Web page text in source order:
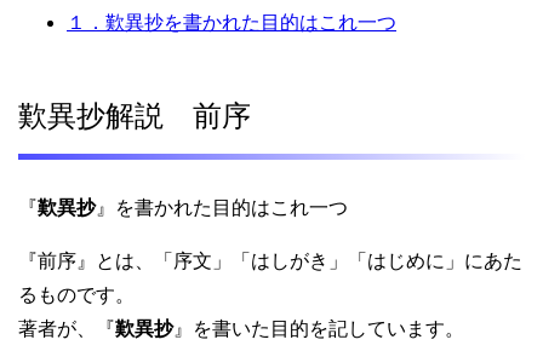
１．歎異抄を書かれた目的はこれ一つ
歎異抄解説 前序
『歎異抄』を書かれた目的はこれ一つ
『前序』とは、「序文」「はしがき」「はじめに」にあた
るものです。
著者が、『歎異抄』を書いた目的を記しています。